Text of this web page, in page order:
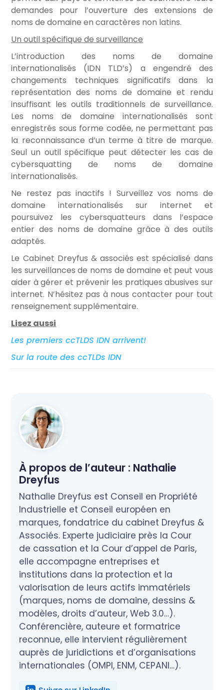
demandes pour l’ouverture des extensions de
noms de domaine en caractères non latins.
Un outil spécifique de surveillance
L’introduction des noms de domaine
internationalisés (IDN TLD’s) a engendré des
changements techniques significatifs dans la
représentation des noms de domaine et rendu
insuffisant les outils traditionnels de surveillance.
Les noms de domaine internationalisés sont
enregistrés sous forme codée, ne permettant pas
la reconnaissance d’un terme à titre de marque.
Seul un outil spécifique peut détecter les cas de
cybersquatting de noms de domaine
internationalisés.
Ne restez pas inactifs ! Surveillez vos noms de
domaine internationalisés sur internet et
poursuivez les cybersquatteurs dans l’espace
entier des noms de domaine grâce à des outils
adaptés.
Le Cabinet Dreyfus & associés est spécialisé dans
les surveillances de noms de domaine et peut vous
aider à gérer et prévenir les pratiques abusives sur
internet. N’hésitez pas à nous contacter pour tout
renseignement supplémentaire.
Lisez aussi
Les premiers ccTLDS IDN arrivent!
Sur la route des ccTLDs IDN
À propos de l’auteur : Nathalie
Dreyfus
Nathalie Dreyfus est Conseil en Propriété
Industrielle et Conseil européen en
marques, fondatrice du cabinet Dreyfus &
Associés. Experte judiciaire près la Cour
de cassation et la Cour d’appel de Paris,
elle accompagne entreprises et
institutions dans la protection et la
valorisation de leurs actifs immatériels
(marques, noms de domaine, dessins &
modèles, droits d’auteur, Web 3.0…).
Conférencière, auteure et formatrice
reconnue, elle intervient régulièrement
auprès de juridictions et d’organisations
internationales (OMPI, ENM, CEPANI…).